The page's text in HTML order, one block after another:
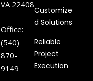
VA 22408
Office:
(540)
870-
9149
Customize
d Solutions
Reliable
Project
Execution